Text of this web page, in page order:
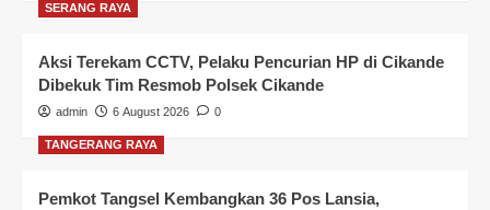
SERANG RAYA
Aksi Terekam CCTV, Pelaku Pencurian HP di Cikande
Dibekuk Tim Resmob Polsek Cikande
admin 6 August 2026 0
TANGERANG RAYA
Pemkot Tangsel Kembangkan 36 Pos Lansia,